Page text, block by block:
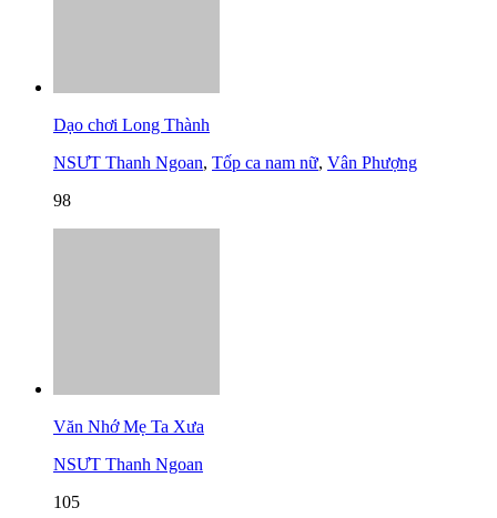
Dạo chơi Long Thành
NSƯT Thanh Ngoan, Tốp ca nam nữ, Vân Phượng
98
Văn Nhớ Mẹ Ta Xưa
NSƯT Thanh Ngoan
105